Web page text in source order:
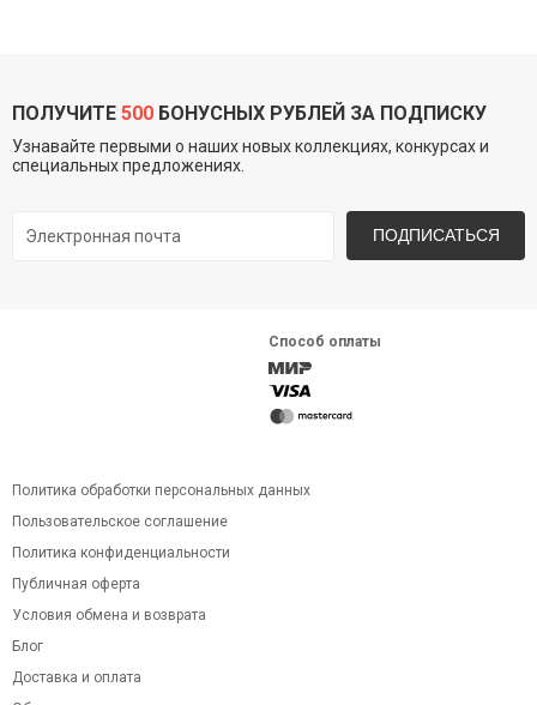
ПОЛУЧИТЕ 500 БОНУСНЫХ РУБЛЕЙ ЗА ПОДПИСКУ
Узнавайте первыми о наших новых коллекциях, конкурсах и
специальных предложениях.
ПОДПИСАТЬСЯ
Способ оплаты
Политика обработки персональных данных
Пользовательское соглашение
Политика конфиденциальности
Публичная оферта
Условия обмена и возврата
Блог
Доставка и оплата